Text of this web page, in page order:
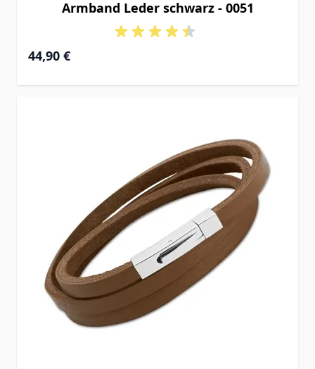
Armband Leder schwarz - 0051
44,90 €